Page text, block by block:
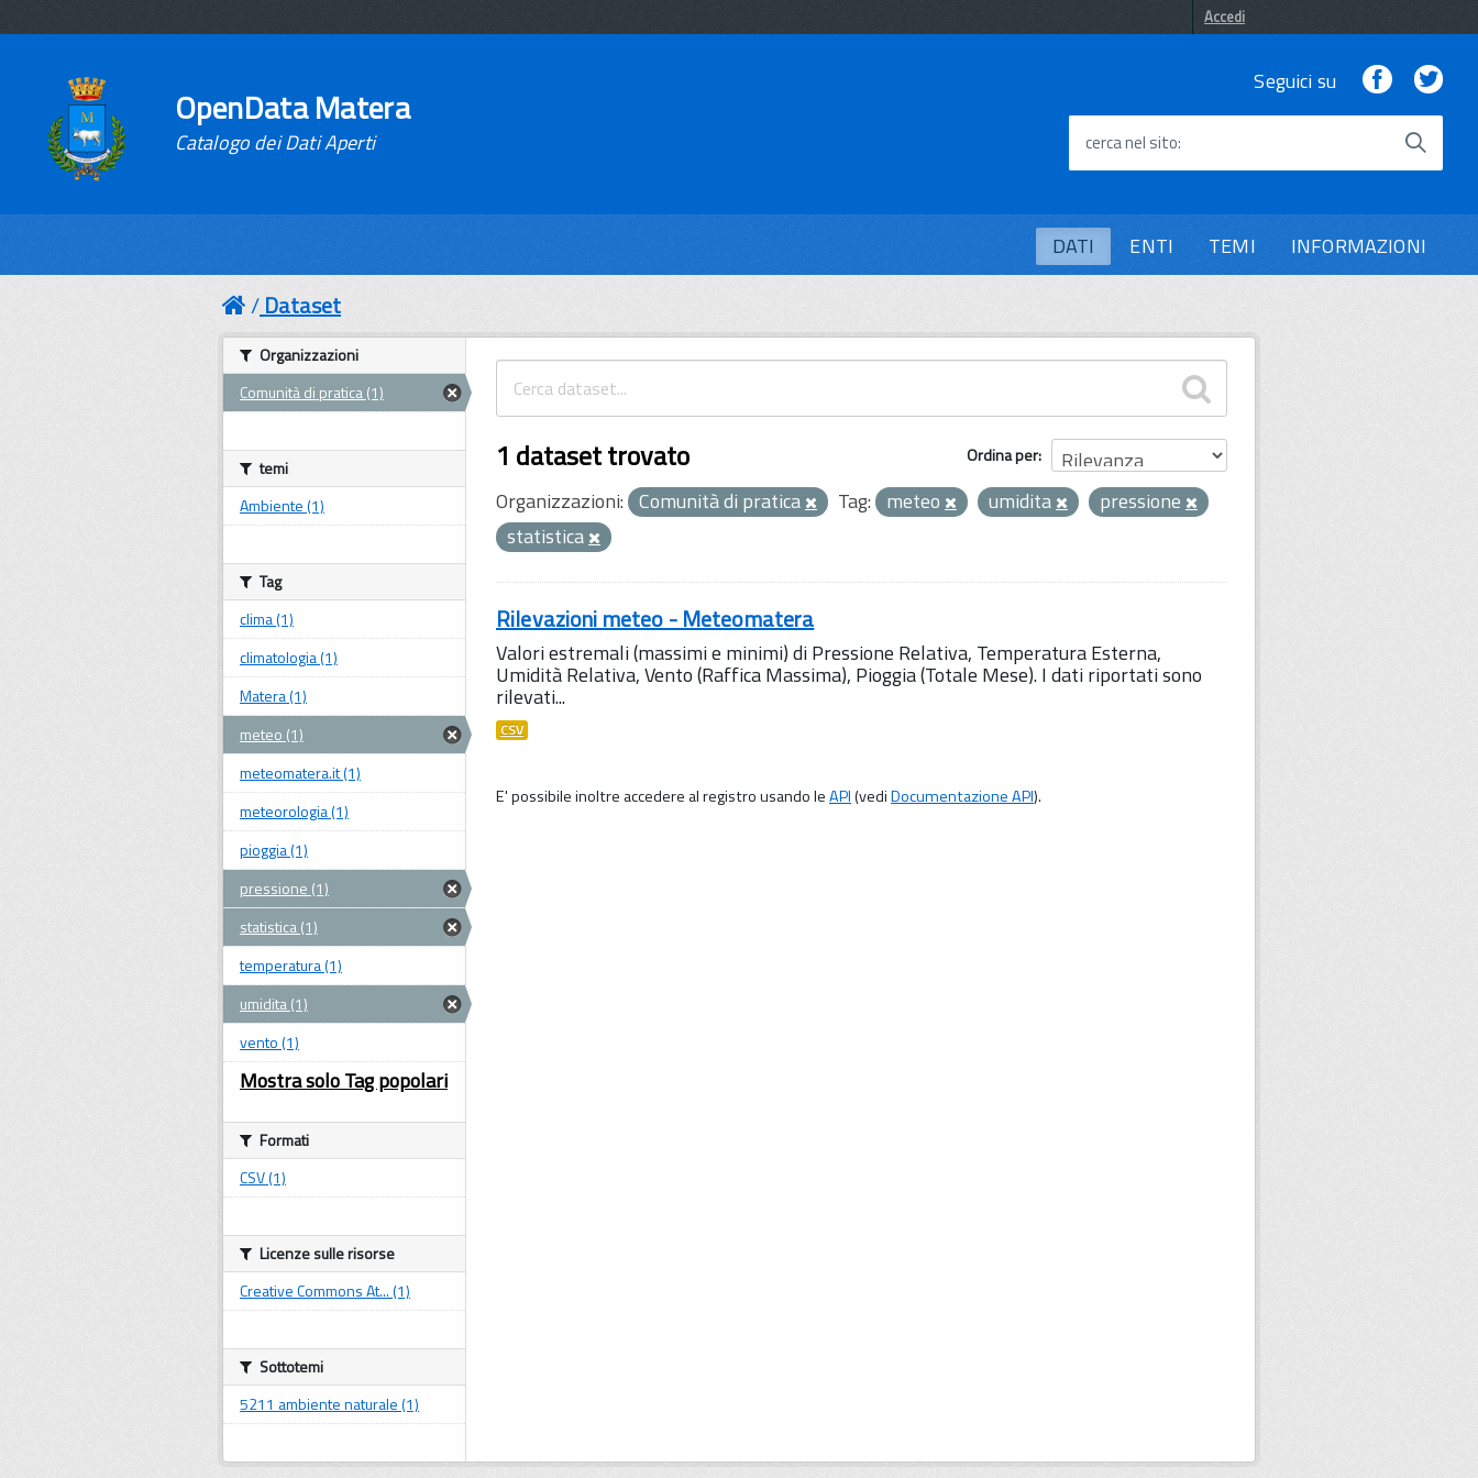
Accedi
OpenData Matera
Catalogo dei Dati Aperti
Seguici su Facebook
cerca nel sito
DATI ENTI TEMI INFORMAZIONI
Dataset
Ordina per
1 dataset trovato
Organizzazioni: Comunità di pratica Tag: meteo umidita
pressione
statistica
Rilevazioni meteo - Meteomatera
Valori estremali (massimi e minimi) di Pressione Relativa, Temperatura Esterna,
Umidità Relativa, Vento (Raffica Massima), Pioggia (Totale Mese). I dati riportati sono
rilevati...
CSV
E' possibile inoltre accedere al registro usando leAPI(vediDocumentazione API).
Organizzazioni
Comunità di pratica (1)
temi
Ambiente (1)
Tag
clima (1)
climatologia (1)
Matera (1)
meteo (1)
meteomatera.it (1)
meteorologia (1)
pioggia (1)
pressione (1)
statistica (1)
temperatura (1)
umidita (1)
vento (1)
Mostra solo Tag popolari
Formati
CSV (1)
Licenze sulle risorse
Creative Commons At... (1)
Sottotemi
5211 ambiente naturale (1)